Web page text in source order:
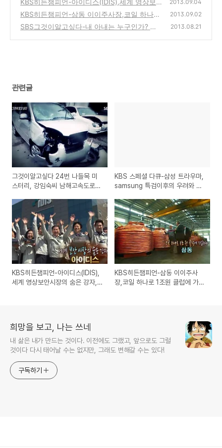
KBS히든챔피언-아이디스(IDIS),세계 영상보
안시장의 숨은 강자, DVR과 CCTV의 보안솔루
션 회사
(0)
2013.09.04
KBS히든챔피언-삼동 이이주사장,코일 하나로
1조원 클럽에 가입하다,무산소동 CTC구리코
2013.09.02
SBS그것이알고싶다-내 아내는 누구인가? 연
2013.08.21
관련글
그것이알고싶다 24번 나들목 미
스터리, 강임숙씨 남해고속도로
KBS 스페셜 다큐-삼성 트라우마,
samsung 특검이후의 우려와 현
KBS히든챔피언-아이디스(IDIS),
세계 영상보안시장의 숨은 강자,
KBS히든챔피언-삼동 이이주사
장,코일 하나로 1조원 클럽에 가입
희망을 보고, 나는 쓰네
내 삶은 내가 만드는 것이다. 이전에도 그랬고, 앞으로도 그럴
것이다 다시 태어날 수는 없지만, 그래도 변해갈 수는 있다!
구독하기